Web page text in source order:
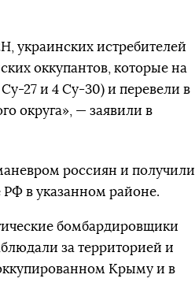
украинских истребителей
оккупантов, которые на
27 и 4 Су-30) и перевели в
округа», — заявили в
россиян и получили
в указанном районе.
бомбардировщики
за территорией и
Крыму и в